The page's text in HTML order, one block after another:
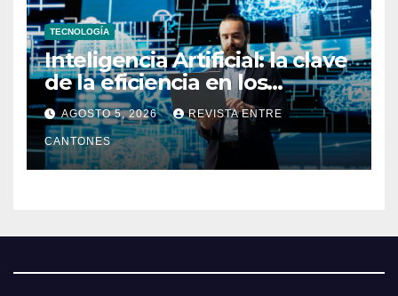
TECNOLOGÍA
Inteligencia Artificial: la clave
de la eficiencia en los
Centros de Operaciones de
Seguridad
AGOSTO 5, 2026 REVISTA ENTRE
CANTONES